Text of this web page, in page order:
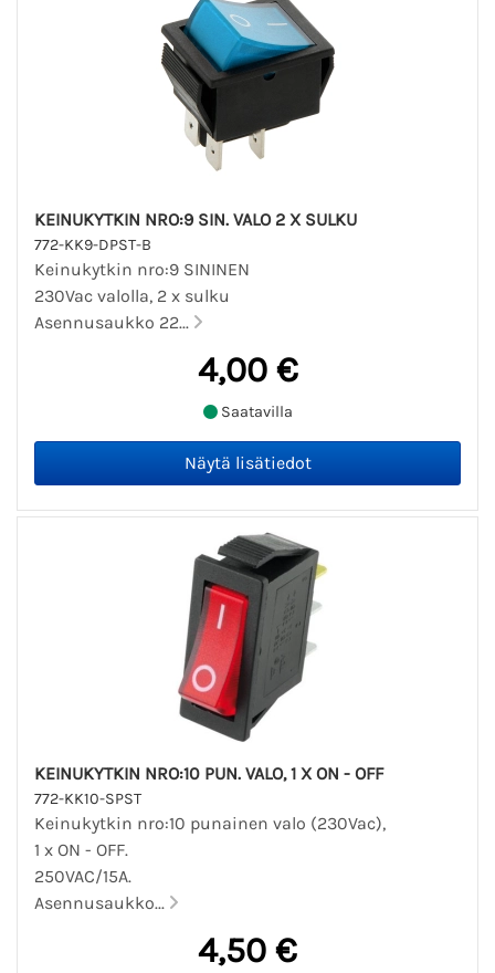
KEINUKYTKIN NRO:9 SIN. VALO 2 X SULKU
772-KK9-DPST-B
Keinukytkin nro:9 SININEN
230Vac valolla, 2 x sulku
Asennusaukko 22...
4,00 €
Saatavilla
KEINUKYTKIN NRO:10 PUN. VALO, 1 X ON - OFF
772-KK10-SPST
Keinukytkin nro:10 punainen valo (230Vac),
1 x ON - OFF.
250VAC/15A.
Asennusaukko...
4,50 €